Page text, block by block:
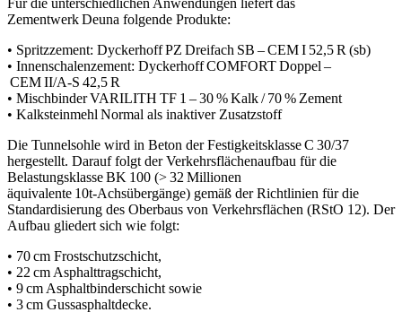
Für die unterschiedlichen Anwendungen liefert das
Zementwerk Deuna folgende Produkte:
• Spritzzement: Dyckerhoff PZ Dreifach SB – CEM I 52,5 R (sb)
• Innenschalenzement: Dyckerhoff COMFORT Doppel –
CEM II/A-S 42,5 R
• Mischbinder VARILITH TF 1 – 30 % Kalk / 70 % Zement
• Kalksteinmehl Normal als inaktiver Zusatzstoff
Die Tunnelsohle wird in Beton der Festigkeitsklasse C 30/37
hergestellt. Darauf folgt der Verkehrsflächenaufbau für die
Belastungsklasse BK 100 (> 32 Millionen
äquivalente 10t‑Achsübergänge) gemäß der Richtlinien für die
Standardisierung des Oberbaus von Verkehrsflächen (RStO 12). Der
Aufbau gliedert sich wie folgt:
• 70 cm Frostschutzschicht,
• 22 cm Asphalttragschicht,
• 9 cm Asphaltbinderschicht sowie
• 3 cm Gussasphaltdecke.